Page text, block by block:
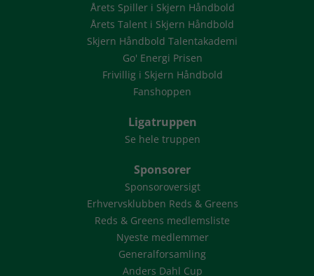
Årets Spiller i Skjern Håndbold
Årets Talent i Skjern Håndbold
Skjern Håndbold Talentakademi
Go' Energi Prisen
Frivillig i Skjern Håndbold
Fanshoppen
Ligatruppen
Se hele truppen
Sponsorer
Sponsoroversigt
Erhvervsklubben Reds & Greens
Reds & Greens medlemsliste
Nyeste medlemmer
Generalforsamling
Anders Dahl Cup